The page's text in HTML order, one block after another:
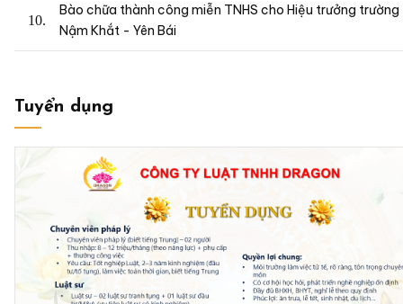
Bào chữa thành công miễn TNHS cho Hiệu trưởng
Nậm Khắt - Yên Bái
Tuyển dụng